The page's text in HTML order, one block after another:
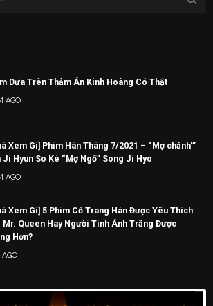
Dựa Trên Thảm Án Kinh Hoàng Có Thật
AGO
Xem Gì] Phim Hàn Tháng 7/2021 – “Mợ chảnh'”
Hyun So Kè “Mợ Ngố” Song Ji Hyo
AGO
Xem Gì] 5 Phim Cổ Trang Hàn Được Yêu Thích
Mr. Queen Hay Người Tình Ánh Trăng Được
Hơn?